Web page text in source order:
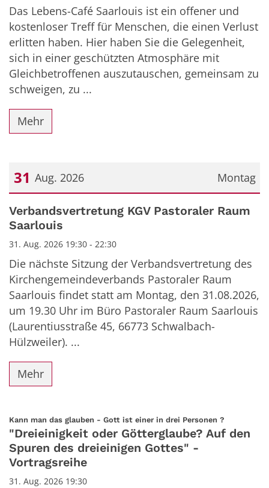
Das Lebens-Café Saarlouis ist ein offener und
kostenloser Treff für Menschen, die einen Verlust
erlitten haben. Hier haben Sie die Gelegenheit,
sich in einer geschützten Atmosphäre mit
Gleichbetroffenen auszutauschen, gemeinsam zu
schweigen, zu ...
Mehr
Montag
31 Aug. 2026
Datum: 31. August 2026
Verbandsvertretung KGV Pastoraler Raum
Saarlouis
31. Aug. 2026 19:30 - 22:30
Die nächste Sitzung der Verbandsvertretung des
Kirchengemeindeverbands Pastoraler Raum
Saarlouis findet statt am Montag, den 31.08.2026,
um 19.30 Uhr im Büro Pastoraler Raum Saarlouis
(Laurentiusstraße 45, 66773 Schwalbach-
Hülzweiler). ...
Mehr
Kann man das glauben - Gott ist einer in drei Personen ?
"Dreieinigkeit oder Götterglaube? Auf den
Spuren des dreieinigen Gottes" -
Vortragsreihe
31. Aug. 2026 19:30